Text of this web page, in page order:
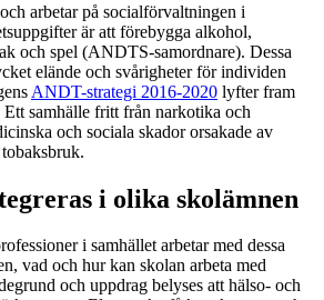
arbetar på socialförvaltningen i
är att förebygga alkohol,
och spel (ANDTS-samordnare). Dessa
elände och svårigheter för individen
ANDT-strategi 2016-2020 lyfter fram
Ett samhälle fritt från narkotika och
och sociala skador orsakade av
i olika skolämnen
i samhället arbetar med dessa
vad och hur kan skolan arbeta med
och uppdrag belyses att hälso- och